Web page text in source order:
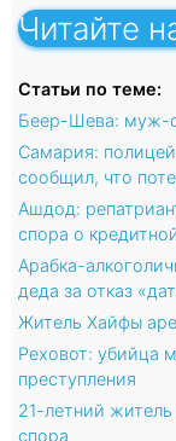
Читайте
Статьи по теме:
Беер-Шева: муж-
Самария:
сообщил, что
Ашдод:
спора о
Арабка-
деда за отказ
Житель Хайфы
Реховот: убийца
преступления
21-летний
спора